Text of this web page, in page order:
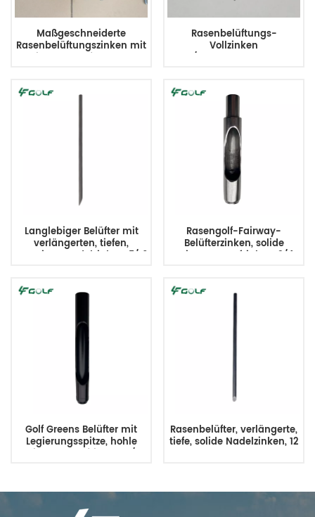
Maßgeschneiderte
Rasenbelüftungszinken mit
Seitenauswurf 8MTx165L
Rasenbelüftungs-
Vollzinken
3/4MTx5,9Lx0,315OD
Langlebiger Belüfter mit
verlängerten, tiefen,
massiven Nadelzinken, 5/16
Rasengolf-Fairway-
Belüfterzinken, solide
Seitenauswurfzinken, 3/4
Golf Greens Belüfter mit
Legierungsspitze, hohle
Rasenbelüfter, verlängerte,
tiefe, solide Nadelzinken, 12